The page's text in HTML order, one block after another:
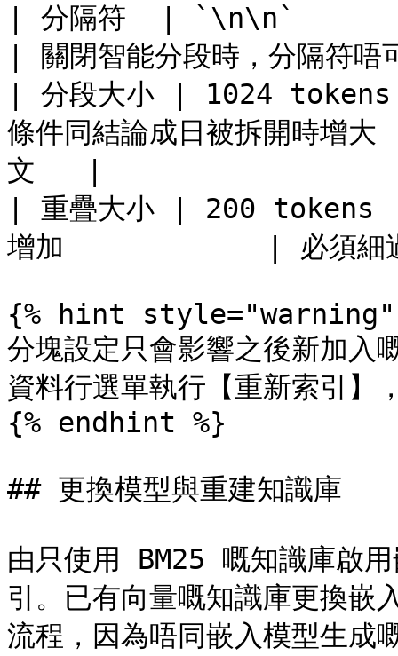
| 分隔符  | `\n\n`      | 資
| 關閉智能分段時，分隔符
| 分段大小 | 1024 tokens
條件同結論成日被拆開時增
文   |
| 重疊大小 | 200 tokens  |
增加            | 必須細過分
{% hint style="warning"
分塊設定只會影響之後新加入
資料行選單執行【重新索引】
{% endhint %}
## 更換模型與重建知識庫
由只使用 BM25 嘅知識庫啟
引。已有向量嘅知識庫更換嵌
流程，因為唔同嵌入模型生成